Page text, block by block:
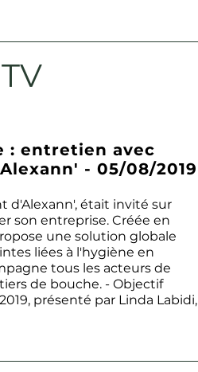
: entretien avec
- 05/08/2019
d'Alexann', était invité sur
son entreprise. Créée en
une solution globale
liées à l'hygiène en
tous les acteurs de
de bouche. - Objectif
présenté par Linda Labidi,